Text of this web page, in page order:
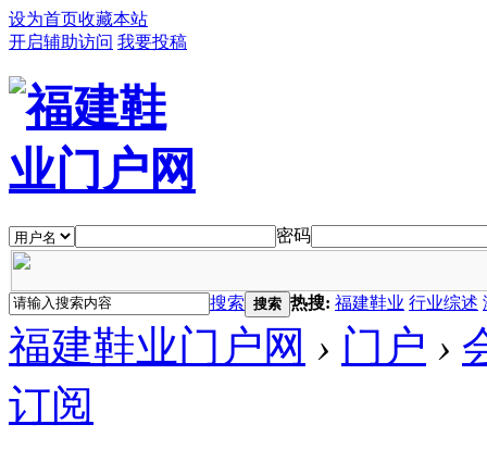
设为首页收藏本站
开启辅助访问 我要投稿
密码
搜索 搜索 热搜: 福建鞋业 行业综述
福建鞋业门户网 › 门户 ›
订阅